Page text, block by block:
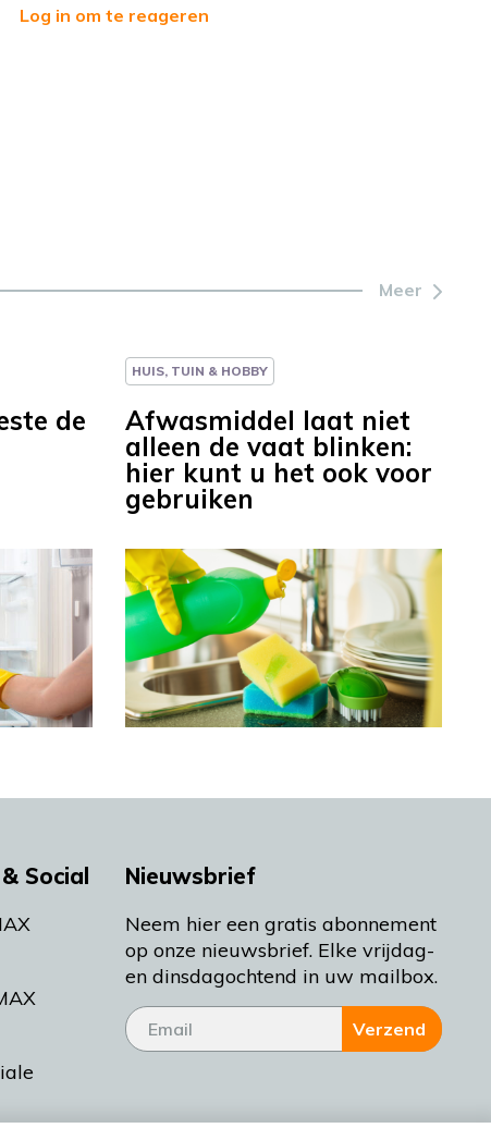
Log in om te reageren
Meer
de
HUIS, TUIN & HOBBY
Afwasmiddel laat niet
alleen de vaat blinken:
hier kunt u het ook voor
gebruiken
Social Nieuwsbrief
Neem hier een gratis abonnement
op onze nieuwsbrief. Elke vrijdag-
en dinsdagochtend in uw mailbox.
Verzend